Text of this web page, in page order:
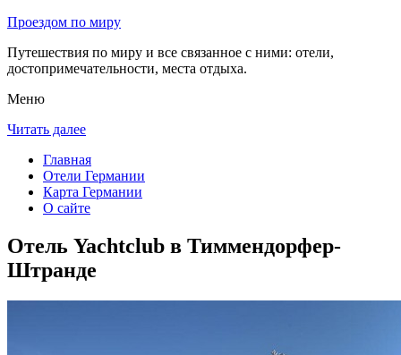
Проездом по миру
Путешествия по миру и все связанное с ними: отели,
достопримечательности, места отдыха.
Меню
Читать далее
Главная
Отели Германии
Карта Германии
О сайте
Отель Yachtclub в Тиммендорфер-
Штранде